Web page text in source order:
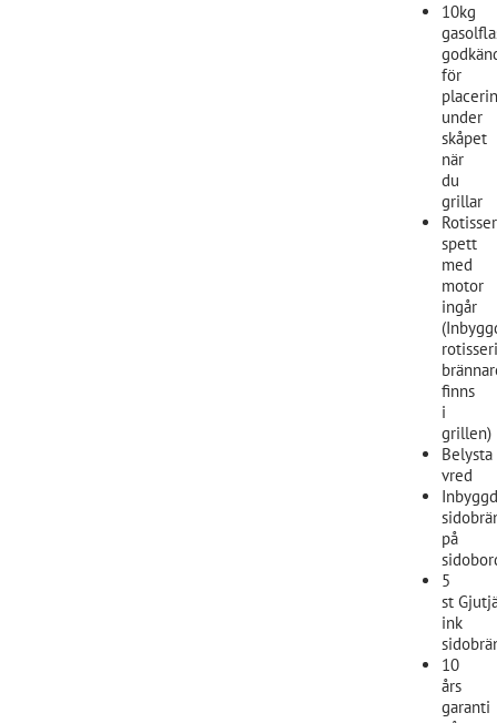
10kg
för
under
skåpet
när
du
grillar
spett
med
motor
ingår
finns
i
grillen)
Belysta
vred
Inbyggd
på
5
st
ink
10
års
garanti